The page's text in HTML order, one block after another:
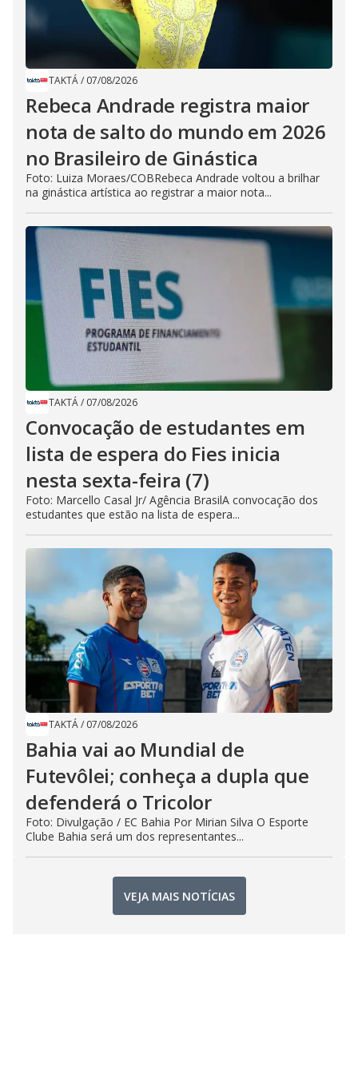
TAKTÁ/ 07/08/2026
Rebeca Andrade registra maior
nota de salto do mundo em 2026
no Brasileiro de Ginástica
Foto: Luiza Moraes/COBRebeca Andrade voltou a brilhar
na ginástica artística ao registrar a maior nota...
TAKTÁ/ 07/08/2026
Convocação de estudantes em
lista de espera do Fies inicia
nesta sexta-feira (7)
Foto: Marcello Casal Jr/ Agência BrasilA convocação dos
estudantes que estão na lista de espera...
TAKTÁ/ 07/08/2026
Bahia vai ao Mundial de
Futevôlei; conheça a dupla que
defenderá o Tricolor
Foto: Divulgação / EC Bahia Por Mirian Silva O Esporte
Clube Bahia será um dos representantes...
VEJA MAIS NOTÍCIAS